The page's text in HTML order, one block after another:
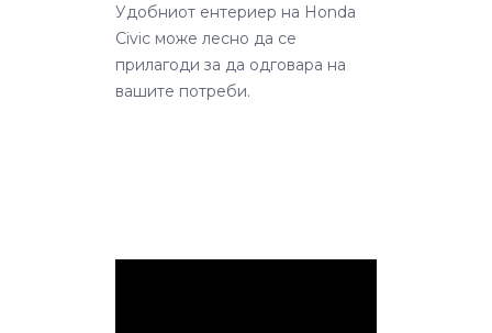
Удобниот ентериер на Honda
Civic може лесно да се
прилагоди за да одговара на
вашите потреби.